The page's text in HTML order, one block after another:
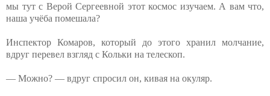
мы тут с Верой Сергеевной этот космос изучаем. А вам что,
наша учёба помешала?
Инспектор Комаров, который до этого хранил молчание,
вдруг перевел взгляд с Кольки на телескоп.
— Можно? — вдруг спросил он, кивая на окуляр.